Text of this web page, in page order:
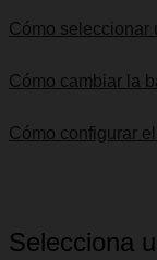
Cómo seleccionar
Cómo cambiar la
Cómo configurar
Selecciona